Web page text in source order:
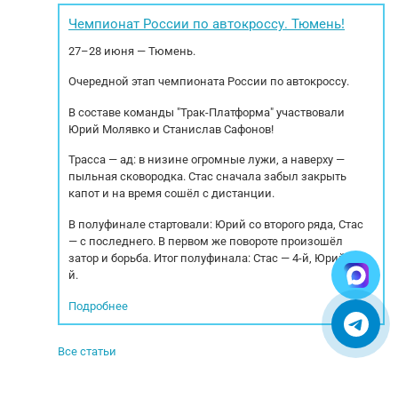
-1500кг.
грузоподъёмность: 7 050 кг (на минимальном
вылете — 2,2 м). п Грузоподъёмность на
Максимальная высота подъёма...
Чемпионат России по автокроссу. Тюмень!
27–28 июня — Тюмень.
Очередной этап чемпионата России по автокроссу.
В составе команды "Трак-Платформа" участвовали
Юрий Молявко и Станислав Сафонов!
Трасса — ад: в низине огромные лужи, а наверху —
пыльная сковородка. Стас сначала забыл закрыть
капот и на время сошёл с дистанции.
В полуфинале стартовали: Юрий со второго ряда, Стас
— с последнего. В первом же повороте произошёл
затор и борьба. Итог полуфинала: Стас — 4-й, Юрий — 5-
й.
Подробнее
Все статьи